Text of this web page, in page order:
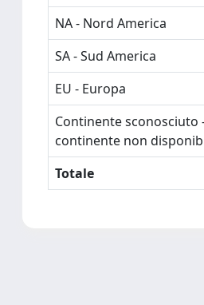
NA - Nord America
SA - Sud America
EU - Europa
Continente sconosciuto
continente non
Totale